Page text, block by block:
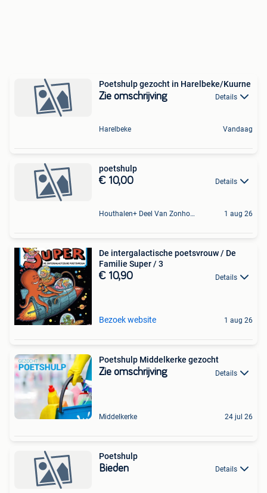
Poetshulp gezocht in Harelbeke/Kuurne
Zie omschrijving Details
Harelbeke Vandaag
poetshulp
€ 10,00 Details
Houthalen+ Deel Van Zonhoven En Zolder 1 aug 26
De intergalactische poetsvrouw / De
Familie Super / 3
€ 10,90 Details
Bezoek website 1 aug 26
Poetshulp Middelkerke gezocht
Zie omschrijving Details
Middelkerke 24 jul 26
Poetshulp
Bieden Details